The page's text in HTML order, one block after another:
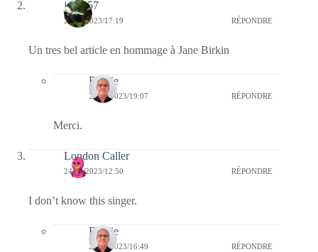
jazzy57
24/07/2023/17:19 RÉPONDRE
Un tres bel article en hommage à Jane Birkin
Bernie
25/07/2023/19:07 RÉPONDRE
Merci.
London Caller
24/07/2023/12:50 RÉPONDRE
I don’t know this singer.
Bernie
24/07/2023/16:49 RÉPONDRE